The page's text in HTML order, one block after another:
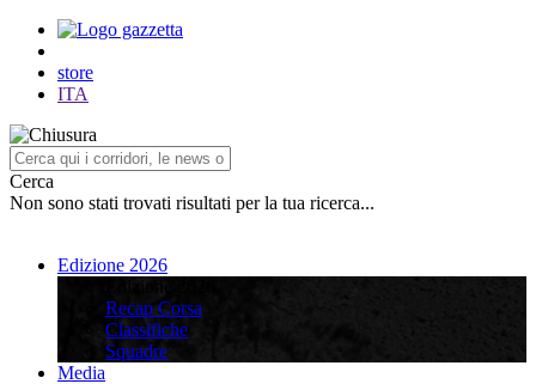
store
ITA
Cerca
Non sono stati trovati risultati per la tua ricerca...
Edizione 2026
Recap Corsa
Classifiche
Squadre
Media